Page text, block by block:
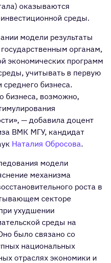
оказываются
среды.
модели результаты
органам,
экономических программ
учитывать в первую
бизнеса.
бизнеса, возможно,
— добавила доцент
ВМК МГУ, кандидат
Наталия Обросова.
модели
механизма
роста в
секторе
ухудшении
среды на
было связано со
национальных
отраслях экономики и